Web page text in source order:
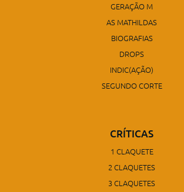
GERAÇÃO M
AS MATHILDAS
BIOGRAFIAS
DROPS
INDIC(AÇÃO)
SEGUNDO CORTE
CRÍTICAS
1 CLAQUETE
2 CLAQUETES
3 CLAQUETES